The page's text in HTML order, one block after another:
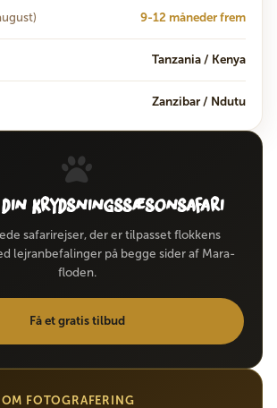
9-12 måneder frem
Tanzania / Kenya
Zanzibar / Ndutu
krydsningssæsonsafari
safarirejser, der er tilpasset flokkens
lejranbefalinger på begge sider af Mara-
floden.
Få et gratis tilbud
OM FOTOGRAFERING